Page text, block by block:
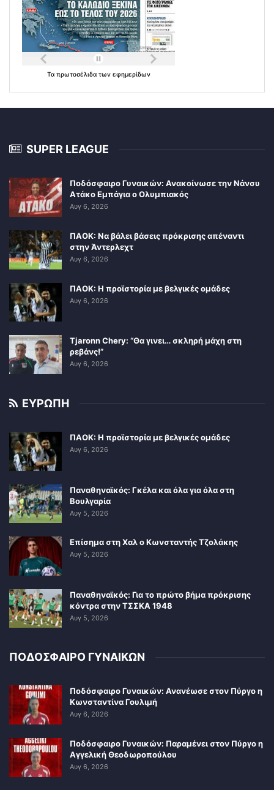
Τα πρωτοσέλιδα των εφημερίδων
SUPER LEAGUE
Ποδόσφαιρο Γυναικών: Ανακοίνωσε την Νάνσυ
Ατάκο Εμπάγια ο Ολυμπιακός
Αυγ 6, 2026
ΠΑΟΚ: Να βάλει βάσεις πρόκρισης απέναντι
στην Άντερλεχτ
Αυγ 6, 2026
ΠΑΟΚ: Η προϊστορία με βελγικές ομάδες
Αυγ 6, 2026
Tjaronn Chery: “Θα γινει… σκληρή μάχη στη
ρεβάνς!”
Αυγ 6, 2026
ΕΥΡΩΠΗ
ΠΑΟΚ: Η προϊστορία με βελγικές ομάδες
Αυγ 6, 2026
Παναθηναϊκός: Γκέλα και όλα για όλα στη
Βουλγαρία
Αυγ 5, 2026
Επίσημα στη Χαλ ο Κωνσταντής Τζολάκης
Αυγ 5, 2026
Παναθηναϊκός: Για το πρώτο βήμα πρόκρισης
κόντρα στην ΤΣΣΚΑ 1948
Αυγ 5, 2026
ΠΟΔΟΣΦΑΙΡΟ ΓΥΝΑΙΚΩΝ
Ποδόσφαιρο Γυναικών: Ανανέωσε στον Πύργο η
Κωνσταντίνα Γουλιμή
Αυγ 6, 2026
Ποδόσφαιρο Γυναικών: Παραμένει στον Πύργο η
Αγγελική Θεοδωροπούλου
Αυγ 6, 2026